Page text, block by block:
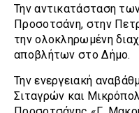
Την αντικατάσταση
Προσοτσάνη, στην
την ολοκληρωμένη
αποβλήτων στο Δήμο.
Την ενεργειακή
Σιταγρών και